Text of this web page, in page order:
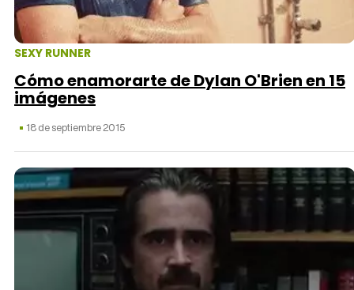
SEXY RUNNER
Cómo enamorarte de Dylan O'Brien en 15
imágenes
18 de septiembre 2015